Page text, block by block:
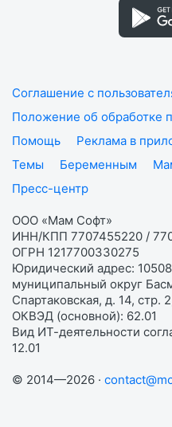
Соглашение с
Положение об обработке
Помощь
Реклама в
Темы
Беременным
Пресс-центр
ООО «Мам Софт»
ИНН/КПП 7707455220 /
ОГРН 1217700330275
Юридический адрес:
муниципальный округ
Спартаковская, д. 14, стр.
ОКВЭД (основной): 62.01
Вид ИТ-деятельности
12.01
© 2014—2026 ·